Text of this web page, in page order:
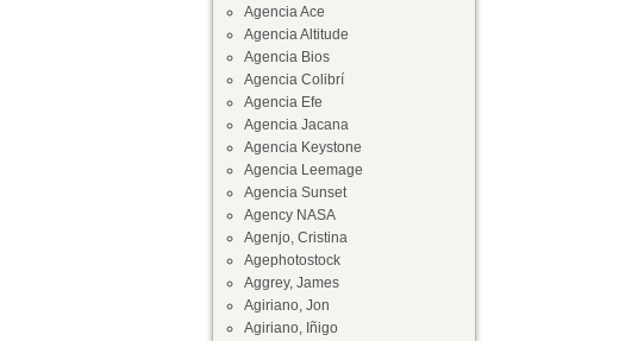
Agencia Ace
Agencia Altitude
Agencia Bios
Agencia Colibrí
Agencia Efe
Agencia Jacana
Agencia Keystone
Agencia Leemage
Agencia Sunset
Agency NASA
Agenjo, Cristina
Agephotostock
Aggrey, James
Agiriano, Jon
Agiriano, Iñigo